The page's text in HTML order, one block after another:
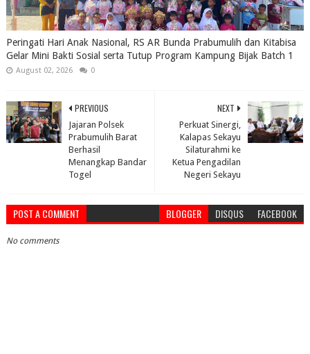
Peringati Hari Anak Nasional, RS AR Bunda Prabumulih dan Kitabisa
Gelar Mini Bakti Sosial serta Tutup Program Kampung Bijak Batch 1
August 02, 2026 0
NEXT
Perkuat Sinergi,
Kalapas Sekayu
Silaturahmi ke
Ketua Pengadilan
Negeri Sekayu
PREVIOUS
Jajaran Polsek
Prabumulih Barat
Berhasil
Menangkap Bandar
Togel
POST A COMMENT BLOGGER DISQUS FACEBOOK
No comments